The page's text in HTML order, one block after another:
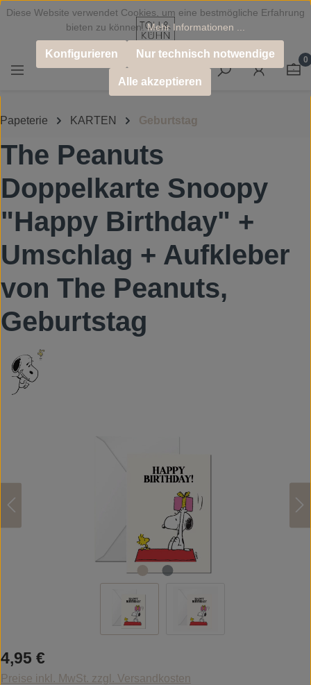
Zum Hauptinhalt springen
0
Papeterie KARTEN Geburtstag
The Peanuts
Doppelkarte Snoopy
"Happy Birthday" +
Umschlag + Aufkleber
von The Peanuts,
Geburtstag
Regulärer Preis:
4,95 €
Preise inkl. MwSt. zzgl. Versandkosten
Diese Website verwendet Cookies, um eine bestmögliche Erfahrung
bieten zu können.Mehr Informationen ...
Nur technisch notwendige
Konfigurieren
Alle akzeptieren